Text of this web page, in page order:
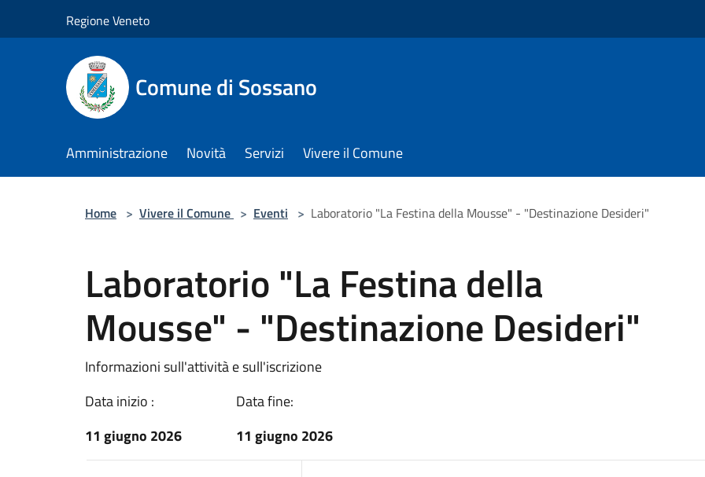
Regione Veneto
Comune di Sossano
Amministrazione Novità Servizi Vivere il Comune
Home > Vivere il Comune > Eventi > Laboratorio "La Festina della Mousse" - "Destinazione Desideri"
Laboratorio "La Festina della
Mousse" - "Destinazione Desideri"
Informazioni sull'attività e sull'iscrizione
Data inizio :
11 giugno 2026
Data fine:
11 giugno 2026